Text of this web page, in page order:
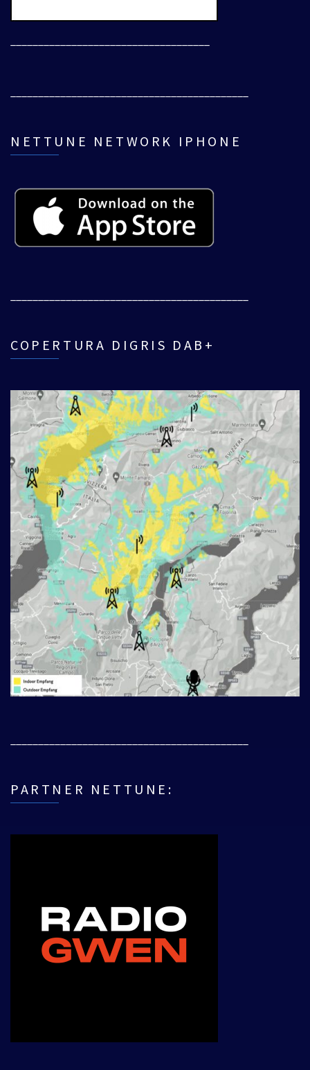
NETTUNE NETWORK IPHONE
COPERTURA DIGRIS DAB+
PARTNER NETTUNE: